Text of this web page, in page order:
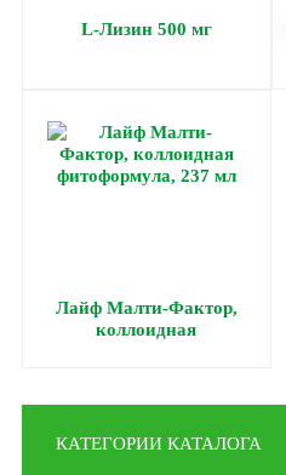
L-Лизин 500 мг
Лайф Малти-Фактор,
коллоидная
КАТЕГОРИИ КАТАЛОГА